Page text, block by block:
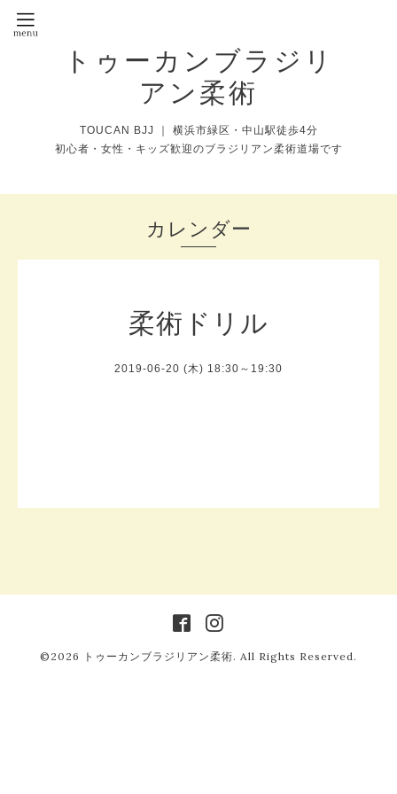
トゥーカンブラジリ
アン柔術
TOUCAN BJJ ｜ 横浜市緑区・中山駅徒歩4分
初心者・女性・キッズ歓迎のブラジリアン柔術道場です
カレンダー
柔術ドリル
2019-06-20 (木) 18:30～19:30
©2026 トゥーカンブラジリアン柔術. All Rights Reserved.